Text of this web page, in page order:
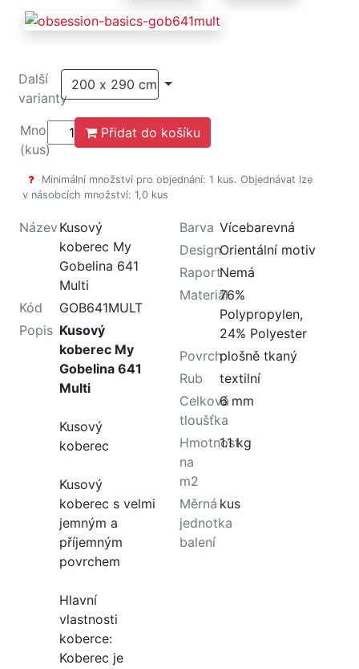
Další
varianty
200 x 290 cm
Množství
(kus)
Přidat do košíku
Minimální množství pro objednání: 1 kus. Objednávat lze
v násobcích množství: 1,0 kus
Název Kusový
koberec My
Gobelina 641
Multi
Kód
GOB641MULT
Popis Kusový
koberec My
Gobelina 641
Multi
Kusový
koberec
Kusový
koberec s velmi
jemným a
příjemným
povrchem
Hlavní
vlastnosti
koberce:
Koberec je
Barva Vícebarevná
DesignOrientální motiv
RaportNemá
Materiál76%
Polypropylen,
24% Polyester
Povrchplošně tkaný
Rub
textilní
Celková
tloušťka
6 mm
Hmotnost
na
m2
1.1 kg
Měrná
jednotka
balení
kus